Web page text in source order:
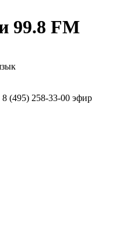
99.8 FM
(495) 258-33-00 эфир